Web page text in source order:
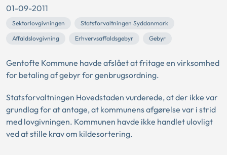
01-09-2011
Sektorlovgivningen
Statsforvaltningen Syddanmark
Affaldslovgivning
Erhvervsaffaldsgebyr Gebyr
Gentofte Kommune havde afslået at fritage en virksomhed
for betaling af gebyr for genbrugsordning.
Statsforvaltningen Hovedstaden vurderede, at der ikke var
grundlag for at antage, at kommunens afgørelse var i strid
med lovgivningen. Kommunen havde ikke handlet ulovligt
ved at stille krav om kildesortering.